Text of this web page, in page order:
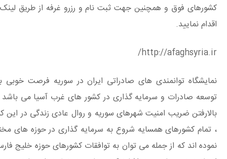
فوق و همچنین جهت ثبت نام و رزرو غرفه از طریق لینک زیر
نمایید.
http://
توانمندی های صادراتی ایران در سوریه فرصت خوبی برای
صادرات و سرمایه گذاری در کشور های غرب آسیا می باشد . با
ضریب امنیت شهرهای سوریه و روال عادی زندگی در این کشور
کشورهای همسایه شروع به سرمایه گذاری در حوزه های مختلف
اند که از جمله می توان به توافقات کشورهای حوزه خلیج فارس و